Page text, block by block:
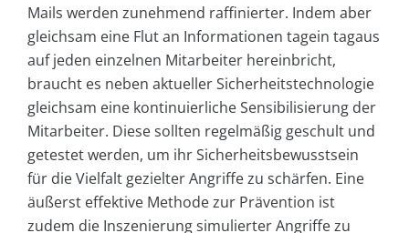
Mails werden zunehmend raffinierter. Indem aber
gleichsam eine Flut an Informationen tagein tagaus
auf jeden einzelnen Mitarbeiter hereinbricht,
braucht es neben aktueller Sicherheitstechnologie
gleichsam eine kontinuierliche Sensibilisierung der
Mitarbeiter. Diese sollten regelmäßig geschult und
getestet werden, um ihr Sicherheitsbewusstsein
für die Vielfalt gezielter Angriffe zu schärfen. Eine
äußerst effektive Methode zur Prävention ist
zudem die Inszenierung simulierter Angriffe zu